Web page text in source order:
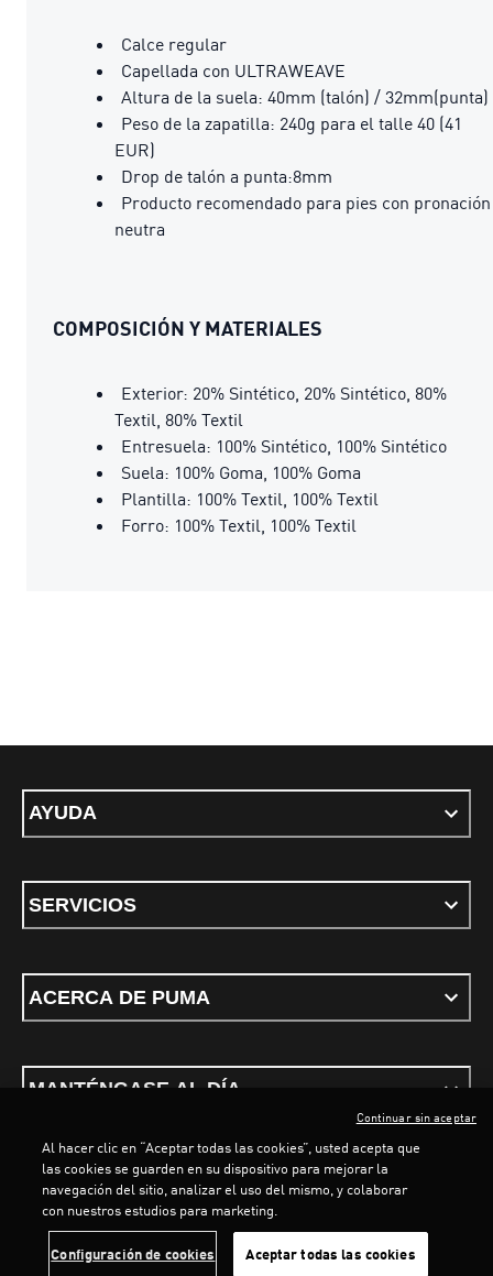
LOADING... LOADING...
Calce regular
Capellada con ULTRAWEAVE
Altura de la suela: 40mm (talón) / 32mm(punta)
Peso de la zapatilla: 240g para el talle 40 (41
EUR)
Drop de talón a punta:8mm
Producto recomendado para pies con pronación
neutra
COMPOSICIÓN Y MATERIALES
Exterior: 20% Sintético, 20% Sintético, 80%
Textil, 80% Textil
Entresuela: 100% Sintético, 100% Sintético
Suela: 100% Goma, 100% Goma
Plantilla: 100% Textil, 100% Textil
Forro: 100% Textil, 100% Textil
AYUDA
SERVICIOS
ACERCA DE PUMA
MANTÉNGASE AL DÍA
Términos y CondicionesPolítica de privacidad
PUMA, 2026. Todos los derechos reservados
Al hacer clic en “Aceptar todas las cookies”, usted acepta que
las cookies se guarden en su dispositivo para mejorar la
navegación del sitio, analizar el uso del mismo, y colaborar
con nuestros estudios para marketing.
Configuración de cookies Aceptar todas las cookies
Continuar sin aceptar